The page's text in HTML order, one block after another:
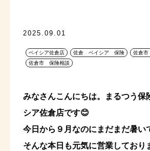
2025.09.01
ベイシア佐倉店 佐倉 ベイシア 保険
佐倉
佐倉市 保険相談
みなさんこんにちは。まるつう保
シア佐倉店です😊
今日から９月なのにまだまだ暑い
そんな本日も元気に営業しており